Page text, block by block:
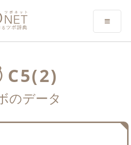
C5(2)
のデータ